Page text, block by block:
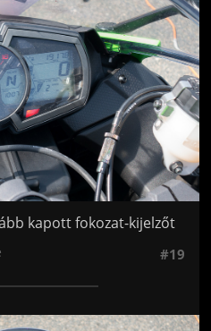
kapott fokozat-kijelzőt
#19